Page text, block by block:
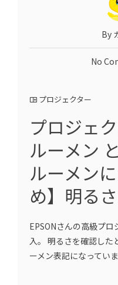
By
No
プロジェクター
プロジェ
ルーメン
ルーメン
め】明る
EPSONさんの高級プ
入。 明るさを確認した
ーメン表記になってい